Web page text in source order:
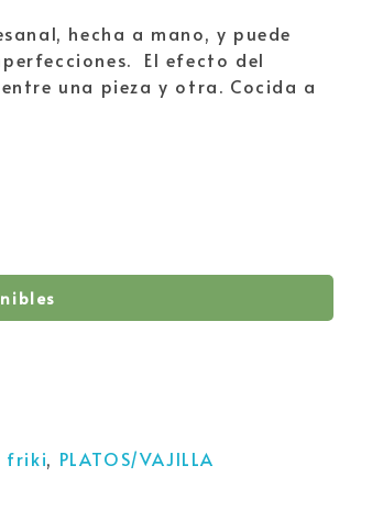
hecha a mano, y puede
El efecto del
una pieza y otra. Cocida a
friki, PLATOS/VAJILLA